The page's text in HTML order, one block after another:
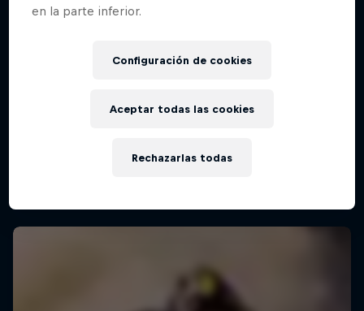
en la parte inferior.
Configuración de cookies
Rechazarlas todas
Aceptar todas las cookies